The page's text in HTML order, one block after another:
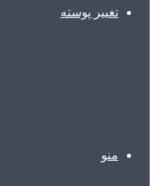
تغییر پوسته
منو